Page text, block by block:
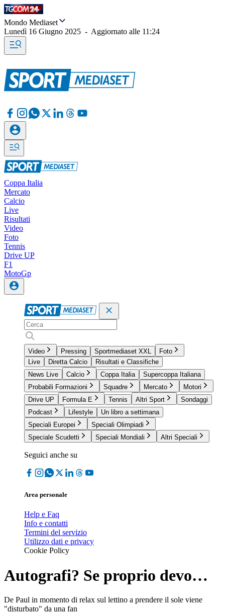
Mondo Mediaset
Lunedì 16 Giugno 2025 - Aggiornato alle 11:24
Coppa Italia
Mercato
Calcio
Live
Risultati
Video
Foto
Tennis
Drive UP
F1
MotoGp
Video Pressing Sportmediaset XXL
Foto
Live
Diretta Calcio
Risultati e Classifiche
News Live
Calcio Coppa Italia
Supercoppa Italiana
Probabili Formazioni
Squadre Mercato
Motori
Drive UP
Formula E Tennis Altri Sport
Sondaggi
Podcast
Lifestyle
Un libro a settimana
Speciali Europei
Speciali Olimpiadi
Speciale Scudetti
Speciali Mondiali Altri Speciali
Seguici anche su
Area personale
Help e Faq
Info e contatti
Termini del servizio
Utilizzo dati e privacy
Cookie Policy
Autografi? Se proprio devo…
De Paul in momento di relax sul lettino a prendere il sole viene
"disturbato" da una fan